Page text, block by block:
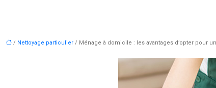
/ Nettoyage particulier / Ménage à domicile : les avantages d’opter pour